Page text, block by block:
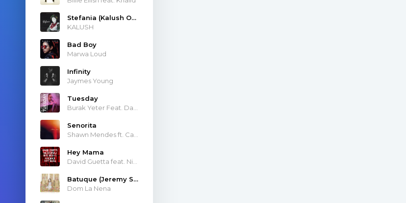
Stefania (Kalush Orchestra)
KALUSH
Bad Boy
Marwa Loud
Infinity
Jaymes Young
Tuesday
Senorita
Hey Mama
Batuque (Jeremy Sole & Atropolis Remix)
Dom La Nena